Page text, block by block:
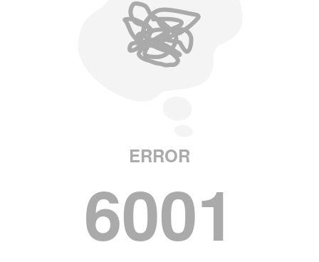
ERROR
6001